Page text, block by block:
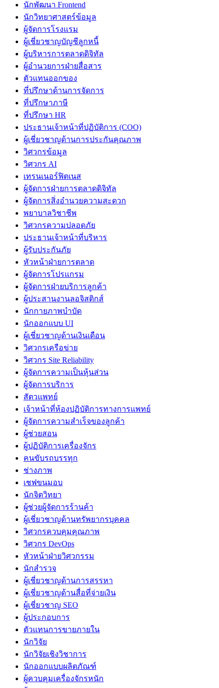
นักพัฒนา Frontend
นักวิทยาศาสตร์ข้อมูล
ผู้จัดการโรงแรม
ผู้เชี่ยวชาญบัญชีลูกหนี้
ผู้บริหารการตลาดดิจิทัล
ผู้อำนวยการฝ่ายสื่อสาร
ตัวแทนออกของ
ที่ปรึกษาด้านการจัดการ
ที่ปรึกษาภาษี
ที่ปรึกษา HR
ประธานเจ้าหน้าที่ปฏิบัติการ (COO)
ผู้เชี่ยวชาญด้านการประกันคุณภาพ
วิศวกรข้อมูล
วิศวกร AI
เทรนเนอร์ฟิตเนส
ผู้จัดการฝ่ายการตลาดดิจิทัล
ผู้จัดการสิ่งอำนวยความสะดวก
พยาบาลวิชาชีพ
วิศวกรความปลอดภัย
ประธานเจ้าหน้าที่บริหาร
ผู้รับประกันภัย
หัวหน้าฝ่ายการตลาด
ผู้จัดการโปรแกรม
ผู้จัดการฝ่ายบริการลูกค้า
ผู้ประสานงานลอจิสติกส์
นักกายภาพบำบัด
นักออกแบบ UI
ผู้เชี่ยวชาญด้านเงินเดือน
วิศวกรเครือข่าย
วิศวกร Site Reliability
ผู้จัดการความเป็นหุ้นส่วน
ผู้จัดการบริการ
สัตวแพทย์
เจ้าหน้าที่ห้องปฏิบัติการทางการแพทย์
ผู้จัดการความสำเร็จของลูกค้า
ผู้ช่วยสอน
ผู้ปฏิบัติการเครื่องจักร
คนขับรถบรรทุก
ช่างภาพ
เชฟขนมอบ
นักจิตวิทยา
ผู้ช่วยผู้จัดการร้านค้า
ผู้เชี่ยวชาญด้านทรัพยากรบุคคล
วิศวกรควบคุมคุณภาพ
วิศวกร DevOps
หัวหน้าฝ่ายวิศวกรรม
นักสำรวจ
ผู้เชี่ยวชาญด้านการสรรหา
ผู้เชี่ยวชาญด้านสื่อที่จ่ายเงิน
ผู้เชี่ยวชาญ SEO
ผู้ประกอบการ
ตัวแทนการขายภายใน
นักวิจัย
นักวิจัยเชิงวิชาการ
นักออกแบบผลิตภัณฑ์
ผู้ควบคุมเครื่องจักรหนัก